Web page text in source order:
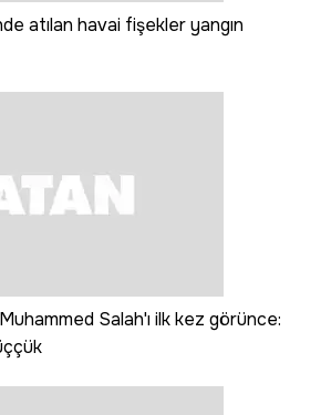
atılan havai fişekler yangın
Salah'ı ilk kez görünce: